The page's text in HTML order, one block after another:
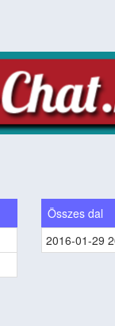
Összes dal
2016-01-29